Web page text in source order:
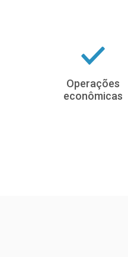
Operações
econômicas